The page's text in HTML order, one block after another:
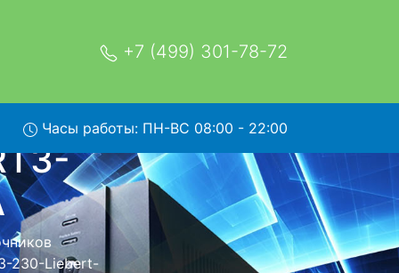
+7 (499) 301-78-72
Часы работы: ПН-ВС 08:00 - 22:00
750VA с
услуги,
ремонта.